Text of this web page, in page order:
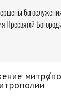
Пресвятой